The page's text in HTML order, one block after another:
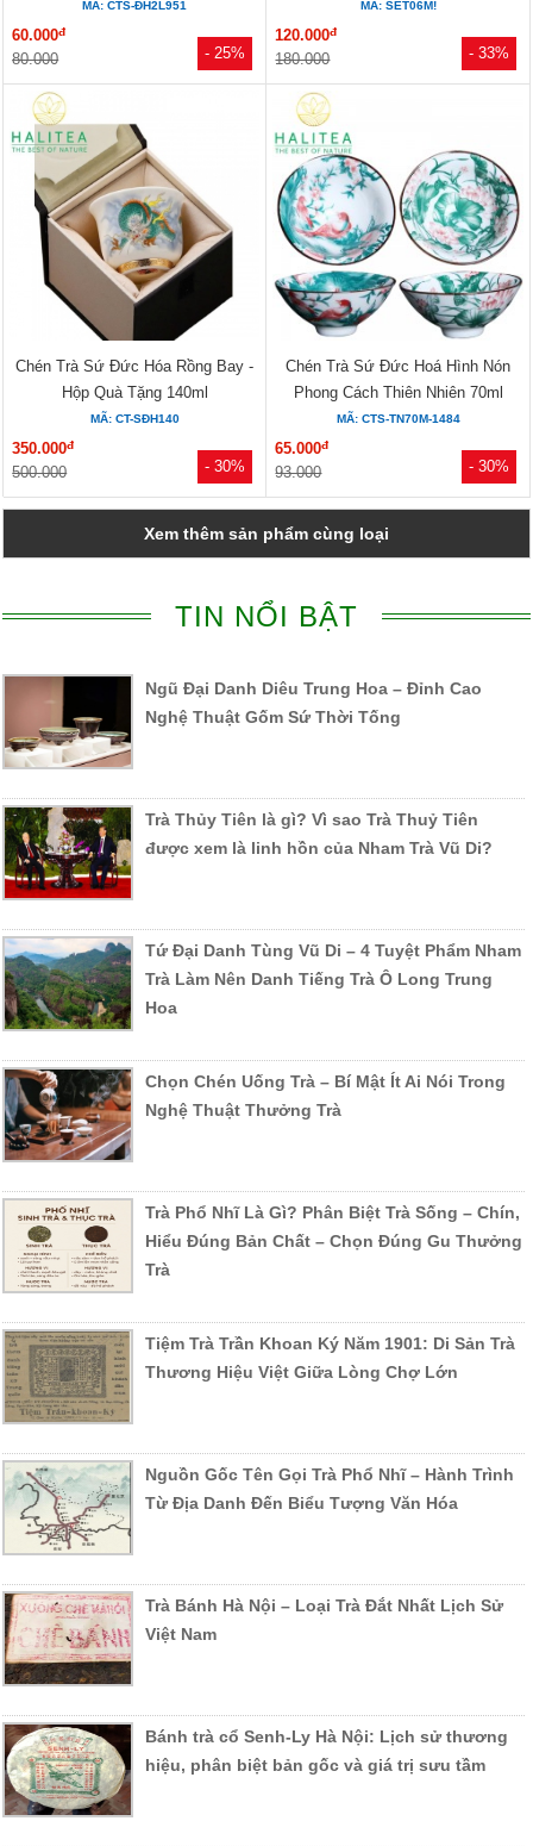
- 25%
MÃ: CTS-ĐH2L951
60.000đ
80.000 - 33%
MÃ: SET06M!
120.000đ
180.000
- 30%
Chén Trà Sứ Đức Hóa Rồng Bay -
Hộp Quà Tặng 140ml
MÃ: CT-SĐH140
350.000đ
500.000 - 30%
Chén Trà Sứ Đức Hoá Hình Nón
Phong Cách Thiên Nhiên 70ml
MÃ: CTS-TN70M-1484
65.000đ
93.000
Xem thêm sản phẩm cùng loại
TIN NỔI BẬT
Ngũ Đại Danh Diêu Trung Hoa – Đỉnh Cao
Nghệ Thuật Gốm Sứ Thời Tống
Trà Thủy Tiên là gì? Vì sao Trà Thuỷ Tiên
được xem là linh hồn của Nham Trà Vũ Di?
Tứ Đại Danh Tùng Vũ Di – 4 Tuyệt Phẩm Nham
Trà Làm Nên Danh Tiếng Trà Ô Long Trung
Hoa
Chọn Chén Uống Trà – Bí Mật Ít Ai Nói Trong
Nghệ Thuật Thưởng Trà
Trà Phổ Nhĩ Là Gì? Phân Biệt Trà Sống – Chín,
Hiểu Đúng Bản Chất – Chọn Đúng Gu Thưởng
Trà
Tiệm Trà Trần Khoan Ký Năm 1901: Di Sản Trà
Thương Hiệu Việt Giữa Lòng Chợ Lớn
Nguồn Gốc Tên Gọi Trà Phổ Nhĩ – Hành Trình
Từ Địa Danh Đến Biểu Tượng Văn Hóa
Trà Bánh Hà Nội – Loại Trà Đắt Nhất Lịch Sử
Việt Nam
Bánh trà cổ Senh-Ly Hà Nội: Lịch sử thương
hiệu, phân biệt bản gốc và giá trị sưu tầm